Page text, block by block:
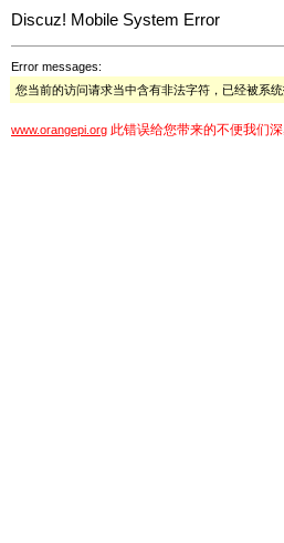
Discuz! Mobile System Error
Error messages:
您当前的访问请求当中含有非法字符，已经被系
www.orangepi.org 此错误给您带来的不便我们